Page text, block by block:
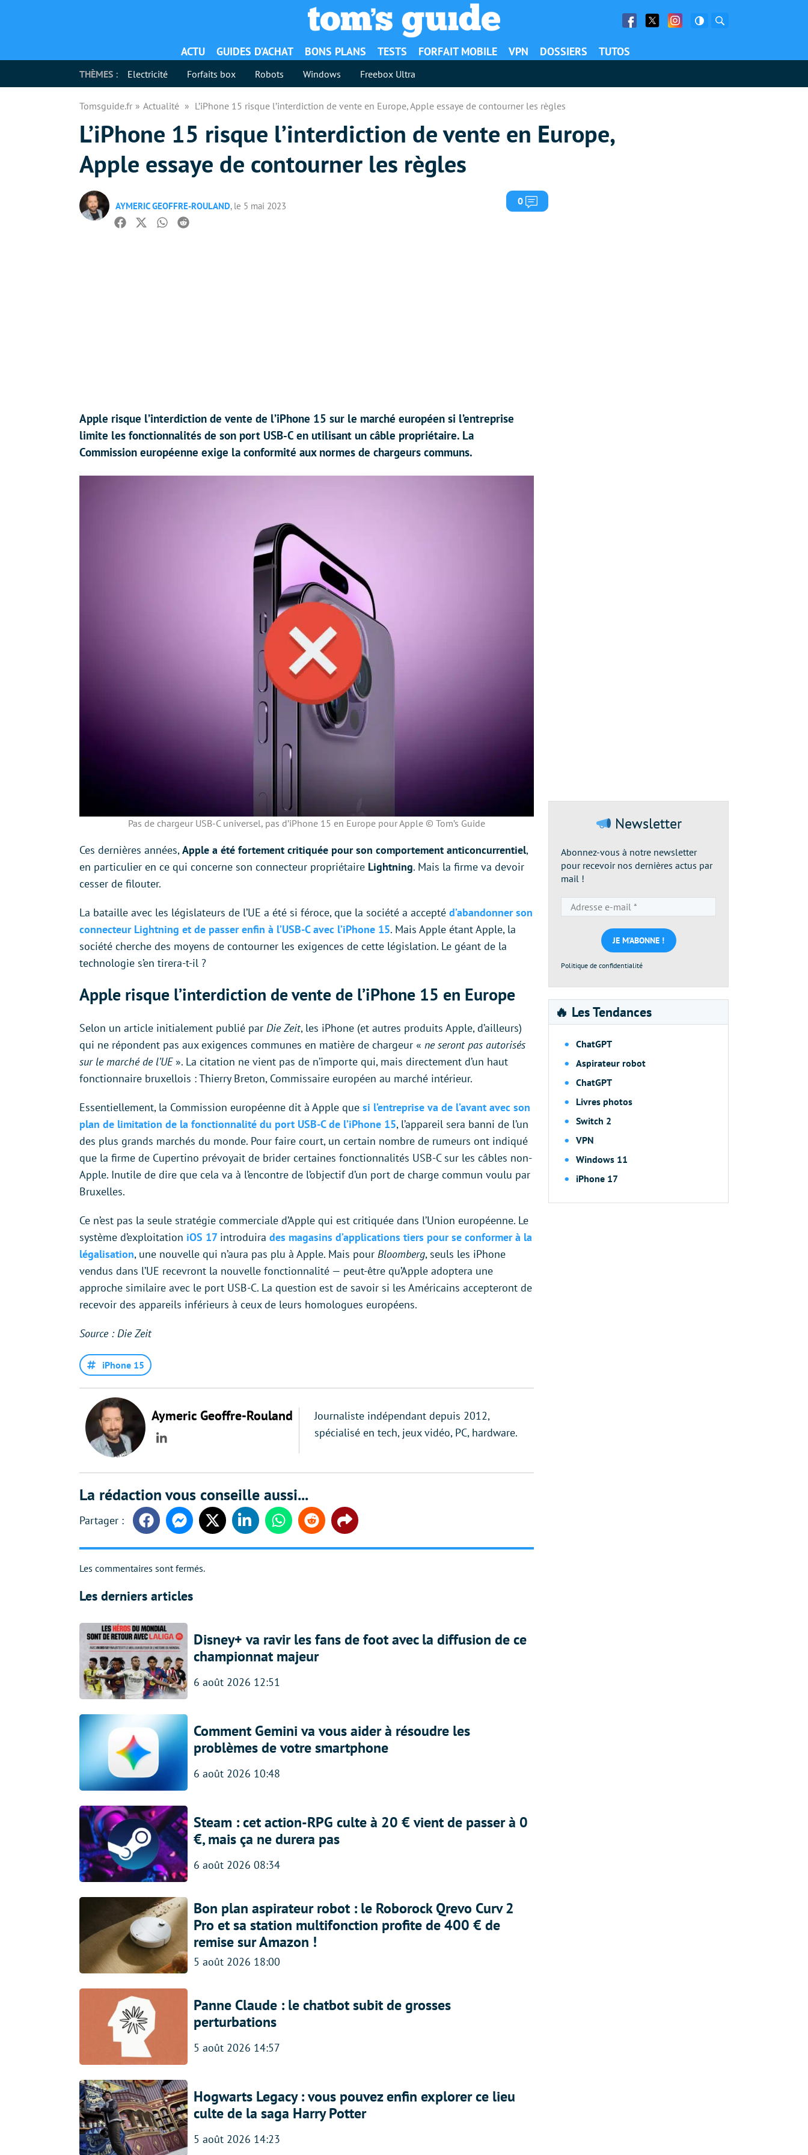
Facebook
Twitter Facebook
ACTU GUIDES D’ACHAT BONS PLANS TESTS FORFAIT MOBILE VPN DOSSIERS TUTOS
THÈMES : Electricité Forfaits box Robots Windows Freebox Ultra
Tomsguide.fr Actualité L’iPhone 15 risque l’interdiction de vente en Europe, Apple essaye de contourner les règles
L’iPhone 15 risque l’interdiction de vente en Europe,
Apple essaye de contourner les règles
AYMERIC GEOFFRE-ROULAND, le 5 mai 2023 0 Commentaires
Facebook
TwitterWhatsapp
Reddit
Apple risque l’interdiction de vente de l’iPhone 15 sur le marché européen si l’entreprise
limite les fonctionnalités de son port USB-C en utilisant un câble propriétaire. La
Commission européenne exige la conformité aux normes de chargeurs communs.
Pas de chargeur USB-C universel, pas d’iPhone 15 en Europe pour Apple © Tom’s Guide
Ces dernières années,Apple a été fortement critiquée pour son comportement anticoncurrentiel,
en particulier en ce qui concerne son connecteur propriétaire Lightning. Mais la firme va devoir
cesser de filouter.
La bataille avec les législateurs de l’UE a été si féroce, que la société a accepté d’abandonner son
connecteur Lightning et de passer enfin à l’USB-C avec l’iPhone 15. Mais Apple étant Apple, la
société cherche des moyens de contourner les exigences de cette législation. Le géant de la
technologie s’en tirera-t-il ?
Apple risque l’interdiction de vente de l’iPhone 15 en Europe
Selon un article initialement publié par Die Zeit, les iPhone (et autres produits Apple, d’ailleurs)
qui ne répondent pas aux exigences communes en matière de chargeur « ne seront pas autorisés
sur le marché de l’UE ». La citation ne vient pas de n’importe qui, mais directement d’un haut
fonctionnaire bruxellois : Thierry Breton, Commissaire européen au marché intérieur.
Essentiellement, la Commission européenne dit à Apple que si l’entreprise va de l’avant avec son
plan de limitation de la fonctionnalité du port USB-C de l’iPhone 15, l’appareil sera banni de l’un
des plus grands marchés du monde. Pour faire court, un certain nombre de rumeurs ont indiqué
que la firme de Cupertino prévoyait de brider certaines fonctionnalités USB-C sur les câbles non-
Apple. Inutile de dire que cela va à l’encontre de l’objectif d’un port de charge commun voulu par
Bruxelles.
Ce n’est pas la seule stratégie commerciale d’Apple qui est critiquée dans l’Union européenne. Le
système d’exploitation iOS 17 introduira des magasins d’applications tiers pour se conformer à la
légalisation, une nouvelle qui n’aura pas plu à Apple. Mais pour Bloomberg, seuls les iPhone
vendus dans l’UE recevront la nouvelle fonctionnalité — peut-être qu’Apple adoptera une
approche similaire avec le port USB-C. La question est de savoir si les Américains accepteront de
recevoir des appareils inférieurs à ceux de leurs homologues européens.
Source : Die Zeit
iPhone 15
Aymeric Geoffre-Rouland
LinkedIn
Journaliste indépendant depuis 2012,
spécialisé en tech, jeux vidéo, PC, hardware.
La rédaction vous conseille aussi...
FacebookMessengerTwitter LinkedinWhatsappReddit Share
Les commentaires sont fermés.
Les derniers articles
Disney+ va ravir les fans de foot avec la diffusion de ce
championnat majeur
6 août 2026 12:51
Comment Gemini va vous aider à résoudre les
problèmes de votre smartphone
6 août 2026 10:48
Steam : cet action-RPG culte à 20 € vient de passer à 0
€, mais ça ne durera pas
6 août 2026 08:34
Bon plan aspirateur robot : le Roborock Qrevo Curv 2
Pro et sa station multifonction profite de 400 € de
remise sur Amazon !
5 août 2026 18:00
Panne Claude : le chatbot subit de grosses
perturbations
5 août 2026 14:57
Hogwarts Legacy : vous pouvez enfin explorer ce lieu
culte de la saga Harry Potter
5 août 2026 14:23
Newsletter
Abonnez-vous à notre newsletter
pour recevoir nos dernières actus par
mail !
e-
mail
*
Politique de confidentialité
🔥 Les Tendances
ChatGPT
Aspirateur robot
ChatGPT
Livres photos
Switch 2
VPN
Windows 11
iPhone 17